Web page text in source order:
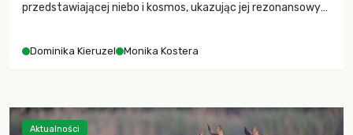
przedstawiającej niebo i kosmos, ukazując jej rezonansowy
Dominika Kieruzel Monika Kostera
Aktualności